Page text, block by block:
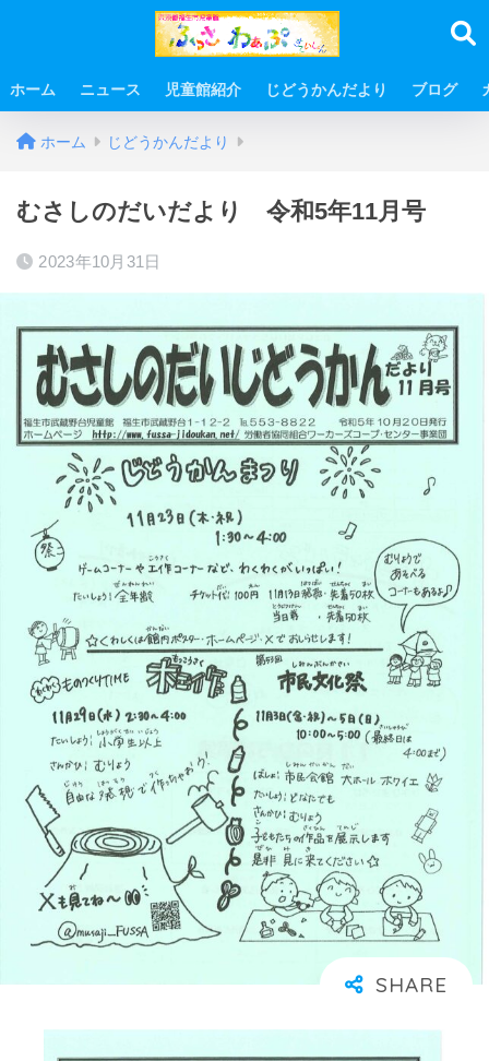
ホーム ニュース 児童館紹介 じどうかんだより ブログ
ホーム じどうかんだより
むさしのだいだより 令和5年11月号
2023年10月31日